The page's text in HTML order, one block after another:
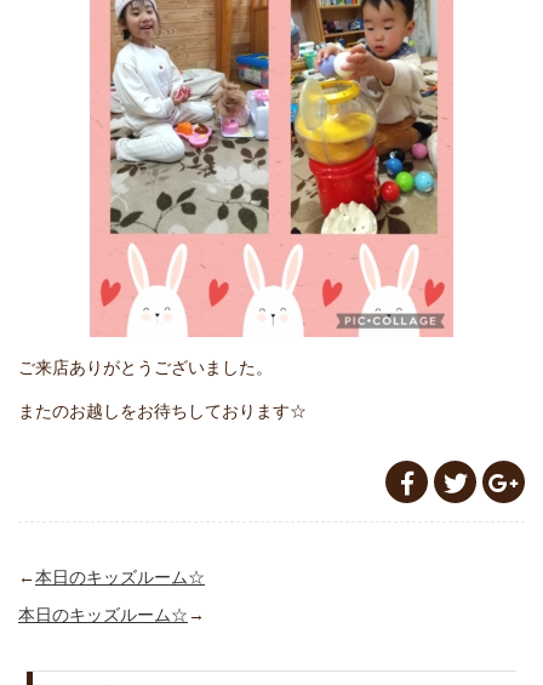
ご来店ありがとうございました。
またのお越しをお待ちしております☆
←本日のキッズルーム☆
本日のキッズルーム☆→